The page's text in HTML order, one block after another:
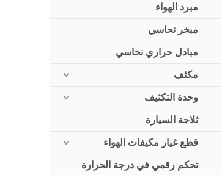
مبرد الهواء
مبخر نحاسي
مبادل حراري نحاسي
مكثف
وحدة التكثيف
ثلاجة السيارة
قطع غيار مكيفات الهواء
تحكم رقمي في درجة الحرارة